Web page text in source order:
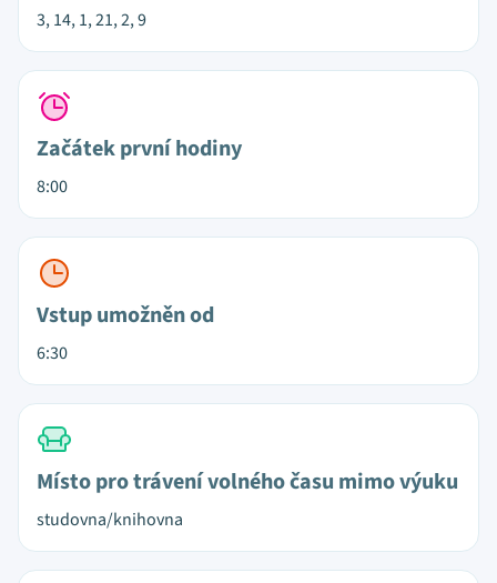
3, 14, 1, 21, 2, 9
Začátek první hodiny
8:00
Vstup umožněn od
6:30
Místo pro trávení volného času mimo výuku
studovna/knihovna